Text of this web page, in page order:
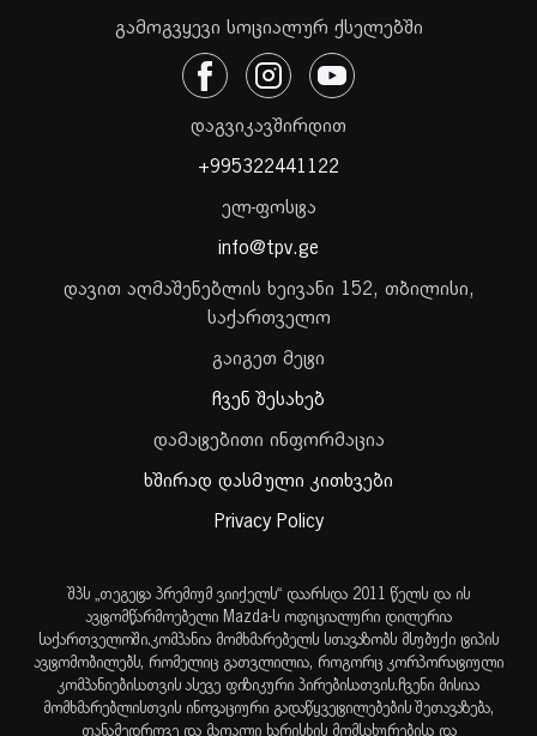
გამოგვყევი სოციალურ ქსელებში
დაგვიკავშირდით
+995322441122
ელ-ფოსტა
info@tpv.ge
დავით აღმაშენებლის ხეივანი 152, თბილისი,
საქართველო
გაიგეთ მეტი
ჩვენ შესახებ
დამატებითი ინფორმაცია
ხშირად დასმული კითხვები
Privacy Policy
შპს „თეგეტა პრემიუმ ვიიქელს“ დაარსდა 2011 წელს და ის
ავტომწარმოებელი Mazda-ს ოფიციალური დილერია
საქართველოში.კომპანია მომხმარებელს სთავაზობს მსუბუქი ტიპის
ავტომობილებს, რომელიც გათვლილია, როგორც კორპორატიული
კომპანიებისათვის ასევე ფიზიკური პირებისათვის.ჩვენი მისიაა
მომხმარებლისთვის ინოვაციური გადაწყვეტილებების შეთავაზება,
თანამედროვე და მაღალი ხარისხის მომსახურებისა და